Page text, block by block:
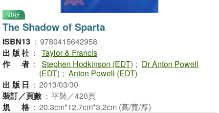
90折
The Shadow of Sparta
ISBN13 ： 9780415642958
出版社 ： Taylor & Francis
作者 ： Stephen Hodkinson (EDT) ; Dr Anton Powell
(EDT) ; Anton Powell (EDT)
出版日 ： 2013/03/30
裝訂／頁數 ： 平裝／420頁
規格 ： 20.3cm*12.7cm*3.2cm (高/寬/厚)